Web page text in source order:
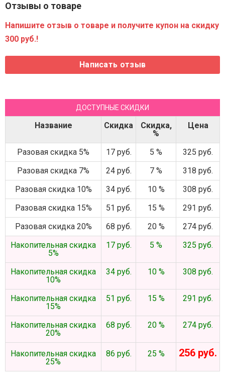
Отзывы о товаре
Напишите отзыв о товаре и получите купон на скидку
300 руб.!
ДОСТУПНЫЕ СКИДКИ
Название Скидка
Скидка,
%
Цена
Разовая скидка 5% 17 руб. 5 %
325 руб.
Разовая скидка 7%
24 руб. 7 %
318 руб.
Разовая скидка 10%
34 руб. 10 %
308 руб.
Разовая скидка 15%
51 руб. 15 %
291 руб.
Разовая скидка 20%
68 руб. 20 %
274 руб.
Накопительная скидка
5%
17 руб. 5 % 325 руб.
Накопительная скидка
10%
34 руб. 10 % 308 руб.
Накопительная скидка
15%
51 руб. 15 % 291 руб.
Накопительная скидка
20%
68 руб. 20 % 274 руб.
Накопительная скидка
25%
86 руб. 25 % 256 руб.